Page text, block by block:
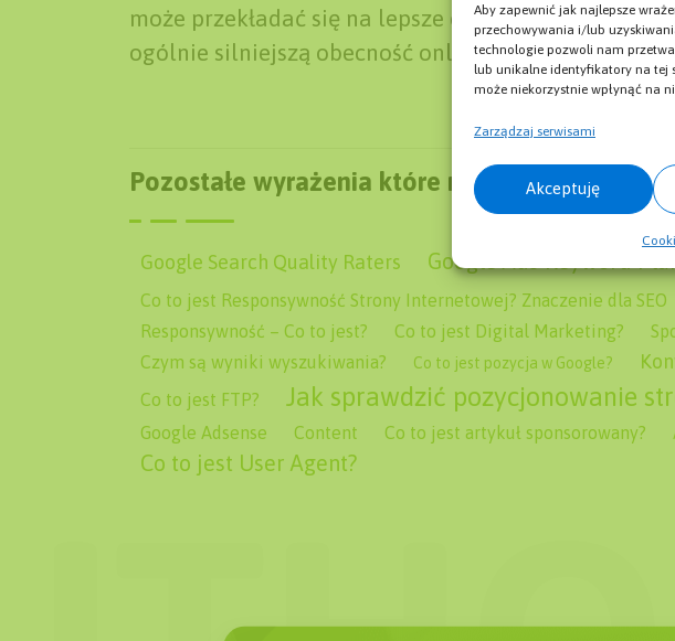
Aby zapewnić jak najlepsze
przechowywania i/lub
technologie pozwoli nam
lub unikalne identyfikatory na tej
może niekorzystnie wpłynąć na
Zarządzaj serwisami
Akceptuję
może przekładać się na lepsze opinie, wyższe
ogólnie silniejszą obecność online.
Pozostałe wyrażenia które mogą cię
Google Search Quality Raters Google Ads Keyword
Co to jest Responsywność Strony Internetowej? Znaczenie dla SEO
Responsywność – Co to jest? Co to jest Digital Marketing?
Czym są wyniki wyszukiwania?
Co to jest pozycja w Google?
Co to jest FTP? Jak sprawdzić pozycjonowanie
Google Adsense
Content Co to jest artykuł sponsorowany?
Co to jest User Agent?